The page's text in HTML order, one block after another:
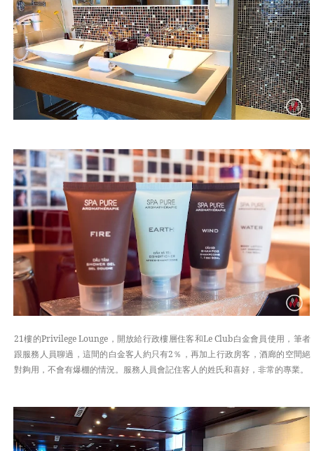
21樓的Privilege Lounge，開放給行政樓層住客和Le Club白金會員使用，筆者
跟服務人員聊過，這間的白金客人約只有2％，再加上行政房客，酒廊的空間絕
對夠用，不會有爆棚的情況。服務人員會記住客人的姓氏和喜好，非常的專業。